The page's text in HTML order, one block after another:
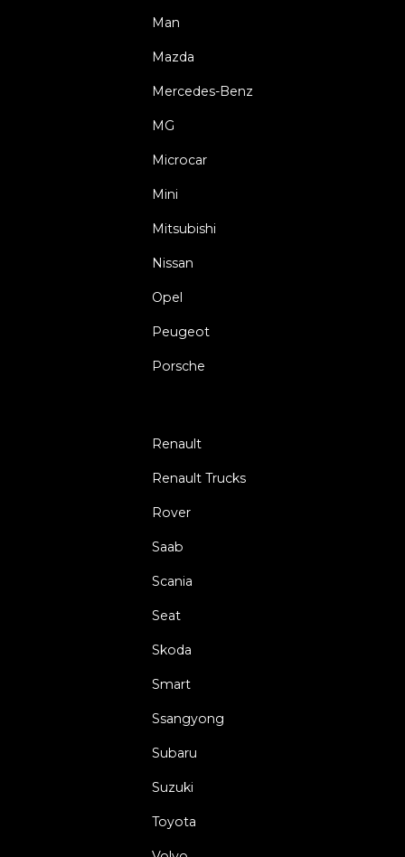
Man
Mazda
Mercedes-Benz
MG
Microcar
Mini
Mitsubishi
Nissan
Opel
Peugeot
Porsche
Renault
Renault Trucks
Rover
Saab
Scania
Seat
Skoda
Smart
Ssangyong
Subaru
Suzuki
Toyota